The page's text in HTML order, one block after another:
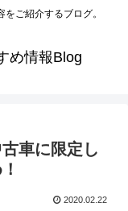
ご紹介するブログ。
め情報Blog
車に限定し
2020.02.22